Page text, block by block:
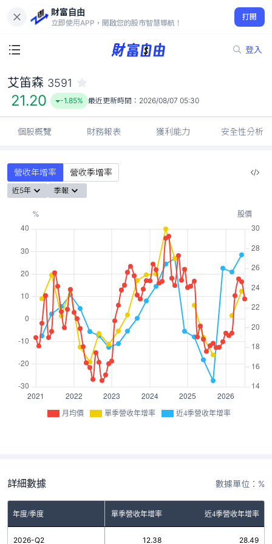
財富自由
立即使用APP，開啟您的股市智慧導航！
打開
登入
21.20
-1.85%
艾笛森 3591
21.20 -1.85% 最近更新時間： 2026/08/07 05:30
個股概覽 財務報表 獲利能力 安全性分析
營收年增率 營收季增率
近5年 季報
月均價 單季營收年增率 近4季營收年增率
詳細數據 數據單位：%
年度/季度 單季營收年增率 近4季營收年增率
2026-Q2 12.38 28.49